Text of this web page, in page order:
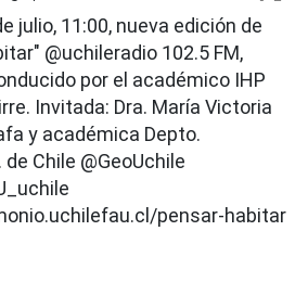
julio, 11:00, nueva edición de
@uchileradio 102.5 FM,
por el académico IHP
Invitada: Dra. María Victoria
y académica Depto.
de Chile @GeoUchile
pensar-habitar